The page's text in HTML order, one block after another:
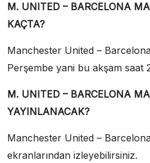
M. UNITED – BARCELONA
KAÇTA?
Manchester United –
Perşembe yani bu akşam saat
M. UNITED – BARCELONA
YAYINLANACAK?
Manchester United –
ekranlarından izleyebilirsiniz.